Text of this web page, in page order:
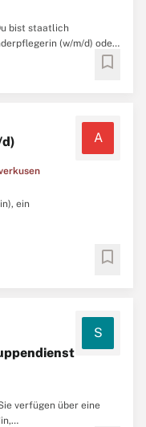
bist staatlich
(w/m/d) oder
& Motivation: Ob
in – du bist bei uns
bookmark
A
ein
bookmark
S
verfügen über eine